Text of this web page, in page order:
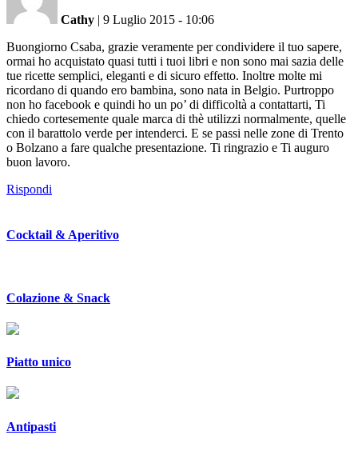
Cathy | 9 Luglio 2015 - 10:06
Buongiorno Csaba, grazie veramente per condividere il tuo sapere,
ormai ho acquistato quasi tutti i tuoi libri e non sono mai sazia delle
tue ricette semplici, eleganti e di sicuro effetto. Inoltre molte mi
ricordano di quando ero bambina, sono nata in Belgio. Purtroppo
non ho facebook e quindi ho un po’ di difficoltà a contattarti, Ti
chiedo cortesemente quale marca di thè utilizzi normalmente, quelle
con il barattolo verde per intenderci. E se passi nelle zone di Trento
o Bolzano a fare qualche presentazione. Ti ringrazio e Ti auguro
buon lavoro.
Rispondi
Cocktail & Aperitivo
Colazione & Snack
Piatto unico
Antipasti